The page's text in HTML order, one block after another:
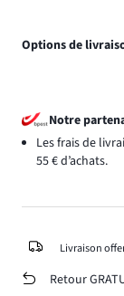
Options de
Notre
Les frais de
55 € d’achats.
Livraison
Retour